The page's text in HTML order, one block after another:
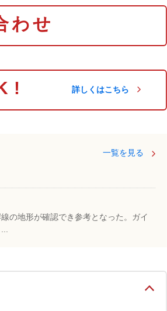
わせ
詳しくはこちら
一覧を見る
の地形が確認でき参考となった。ガイ